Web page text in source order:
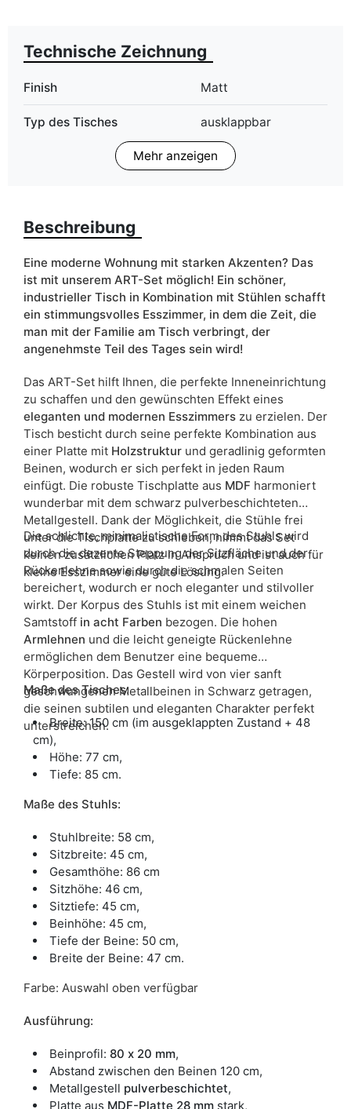
Technische Zeichnung
Finish Matt
Typ des Tisches ausklappbar
5903864010213
Materialeigenschaften sind Maßabweichungen von +/- 2–3 cm
Mehr anzeigen
Beschreibung
Eine moderne Wohnung mit starken Akzenten? Das
ist mit unserem ART-Set möglich! Ein schöner,
industrieller Tisch in Kombination mit Stühlen schafft
ein stimmungsvolles Esszimmer, in dem die Zeit, die
man mit der Familie am Tisch verbringt, der
angenehmste Teil des Tages sein wird!
Das ART-Set hilft Ihnen, die perfekte Inneneinrichtung
zu schaffen und den gewünschten Effekt eines
eleganten und modernen Esszimmers zu erzielen. Der
Tisch besticht durch seine perfekte Kombination aus
einer Platte mit Holzstruktur und geradlinig geformten
Beinen, wodurch er sich perfekt in jeden Raum
einfügt. Die robuste Tischplatte aus MDF harmoniert
wunderbar mit dem schwarz pulverbeschichteten
Metallgestell. Dank der Möglichkeit, die Stühle frei
unter die Tischplatte zu schieben, nimmt das Set
keinen zusätzlichen Platz in Anspruch und ist auch für
kleine Esszimmer eine gute Lösung.
Die schlichte, minimalistische Form des Stuhls wird
durch die dezente Steppung der Sitzfläche und der
Rückenlehne sowie durch die schmalen Seiten
bereichert, wodurch er noch eleganter und stilvoller
wirkt. Der Korpus des Stuhls ist mit einem weichen
Samtstoff in acht Farben bezogen. Die hohen
Armlehnen und die leicht geneigte Rückenlehne
ermöglichen dem Benutzer eine bequeme
Körperposition. Das Gestell wird von vier sanft
geschwungenen Metallbeinen in Schwarz getragen,
die seinen subtilen und eleganten Charakter perfekt
unterstreichen.
Maße des Tisches:
Breite: 150 cm (im ausgeklappten Zustand + 48
cm),
Höhe: 77 cm,
Tiefe: 85 cm.
Maße des Stuhls:
Stuhlbreite: 58 cm,
Sitzbreite: 45 cm,
Gesamthöhe: 86 cm
Sitzhöhe: 46 cm,
Sitztiefe: 45 cm,
Beinhöhe: 45 cm,
Tiefe der Beine: 50 cm,
Breite der Beine: 47 cm.
Farbe: Auswahl oben verfügbar
Ausführung:
Beinprofil: 80 x 20 mm,
Abstand zwischen den Beinen 120 cm,
Metallgestell pulverbeschichtet,
Platte aus MDF-Platte 28 mm stark,